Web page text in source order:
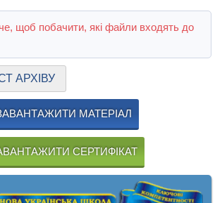
щоб побачити, які файли входять до
АРХІВУ
МАТЕРІАЛ
СЕРТИФІКАТ